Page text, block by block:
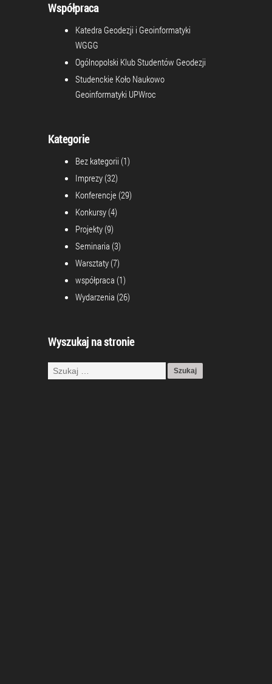
Współpraca
Katedra Geodezji i Geoinformatyki
WGGG
Ogólnopolski Klub Studentów Geodezji
Studenckie Koło Naukowo
Geoinformatyki UPWroc
Kategorie
Bez kategorii (1)
Imprezy (32)
Konferencje (29)
Konkursy (4)
Projekty (9)
Seminaria (3)
Warsztaty (7)
współpraca (1)
Wydarzenia (26)
Wyszukaj na stronie